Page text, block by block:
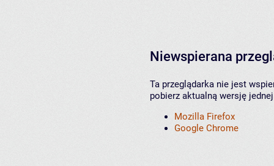
Niewspierana
Ta przeglądarka nie jest
pobierz aktualną wersję
Mozilla Firefox
Google Chrome